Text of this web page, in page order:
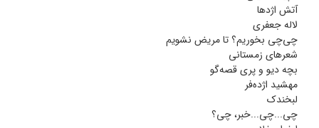
آتش اژدها
لاله جعفری
چی‌چی بخوریم؟ تا مریض نشویم
شعرهای زمستانی
بچه دیو و پری قصه‌گو
مهشید اژده‌فر
لبخندک
چی‌...چی‌...خبر، چی؟